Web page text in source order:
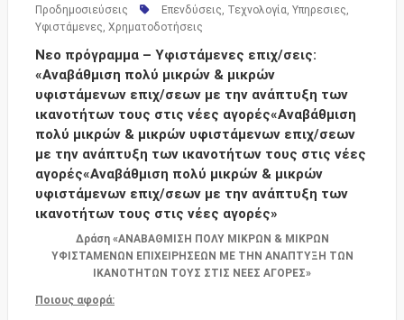
Προδημοσιεύσεις
Επενδύσεις Τεχνολογία Υπηρεσιες
Υφιστάμενες Χρηματοδοτήσεις
Νεο πρόγραμμα – Υφιστάμενες επιχ/σεις:
«Αναβάθμιση πολύ μικρών & μικρών
υφιστάμενων επιχ/σεων με την ανάπτυξη των
ικανοτήτων τους στις νέες αγορές«Αναβάθμιση
πολύ μικρών & μικρών υφιστάμενων επιχ/σεων
με την ανάπτυξη των ικανοτήτων τους στις νέες
αγορές«Αναβάθμιση πολύ μικρών & μικρών
υφιστάμενων επιχ/σεων με την ανάπτυξη των
ικανοτήτων τους στις νέες αγορές»
Δράση «ΑΝΑΒΑΘΜΙΣΗ ΠΟΛΥ ΜΙΚΡΩΝ & ΜΙΚΡΩΝ
ΥΦΙΣΤΑΜΕΝΩΝ ΕΠΙΧΕΙΡΗΣΕΩΝ ΜΕ ΤΗΝ ΑΝΑΠΤΥΞΗ ΤΩΝ
ΙΚΑΝΟΤΗΤΩΝ ΤΟΥΣ ΣΤΙΣ ΝΕΕΣ ΑΓΟΡΕΣ»
Ποιους αφορά: